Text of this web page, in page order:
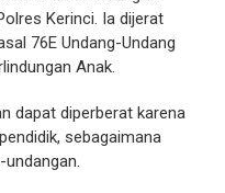
Kerinci. Ia dijerat
76E Undang-Undang
Anak.
dapat diperberat karena
sebagaimana